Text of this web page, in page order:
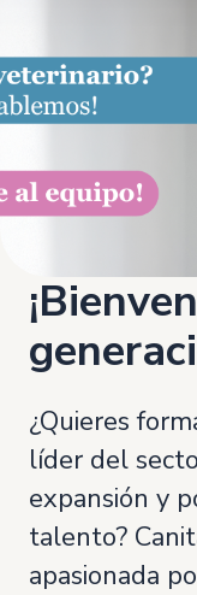
¿Quieres
líder del
expansión y
talento?
apasionada